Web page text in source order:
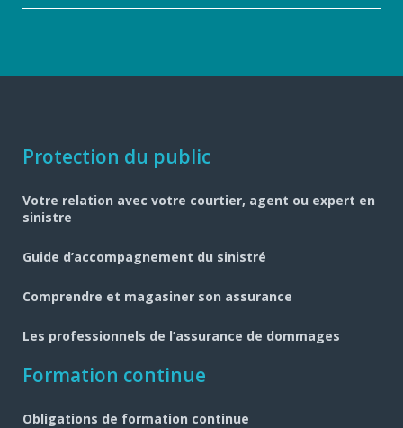
Navigation
pied
de
page
Protection du public
Votre relation avec votre courtier, agent ou expert en
sinistre
Guide d’accompagnement du sinistré
Comprendre et magasiner son assurance
Les professionnels de l’assurance de dommages
Formation continue
Obligations de formation continue